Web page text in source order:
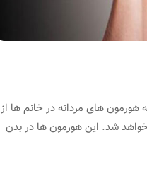
هورمون های مردانه در خانم ها از
شد. این هورمون ها در بدن